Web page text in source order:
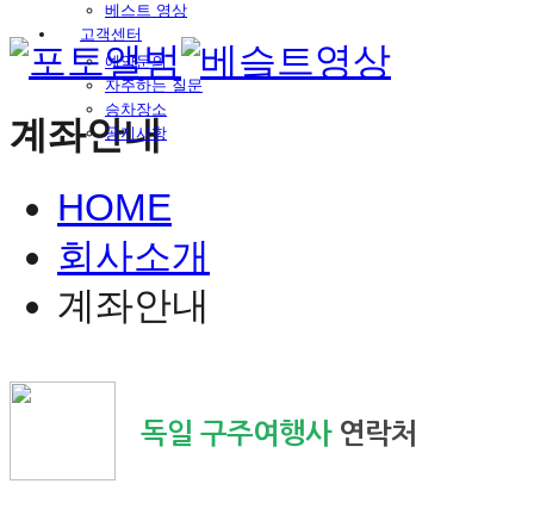
베스트 영상
고객센터
예약문의
자주하는 질문
승차장소
공지사항
계좌안내
HOME
회사소개
계좌안내
독일 구주여행사연락처